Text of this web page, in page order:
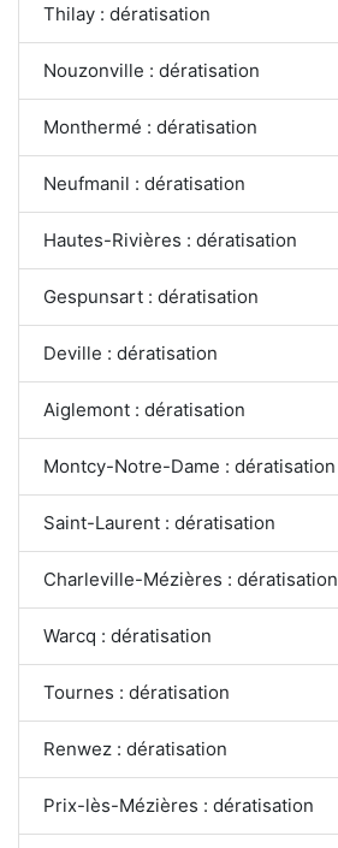
Thilay : dératisation
Nouzonville : dératisation
Monthermé : dératisation
Neufmanil : dératisation
Hautes-Rivières : dératisation
Gespunsart : dératisation
Deville : dératisation
Aiglemont : dératisation
Montcy-Notre-Dame : dératisation
Saint-Laurent : dératisation
Charleville-Mézières : dératisation
Warcq : dératisation
Tournes : dératisation
Renwez : dératisation
Prix-lès-Mézières : dératisation